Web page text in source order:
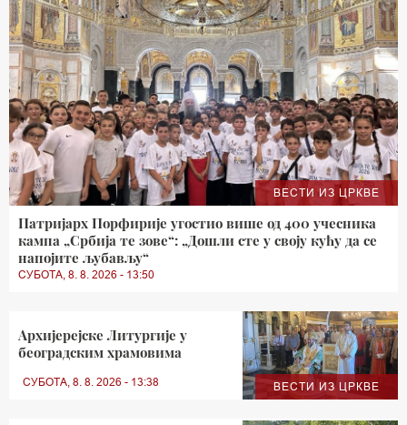
ВЕСТИ ИЗ ЦРКВЕ
Патријарх Порфирије угостио више од 400 учесника
кампа „Србија те зове“: „Дошли сте у своју кућу да се
напојите љубављу“
СУБОТА, 8. 8. 2026 - 13:50
ВЕСТИ ИЗ ЦРКВЕ
Архијерејске Литургије у
београдским храмовима
СУБОТА, 8. 8. 2026 - 13:38